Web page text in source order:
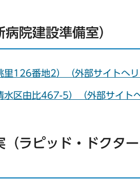
院建設準備室）
126番地2）（外部サイトへリ
区由比467-5）（外部サイト
（ラピッド・ドクタ